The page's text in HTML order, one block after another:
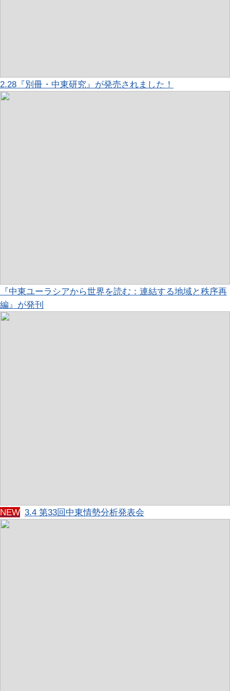
2.28『別冊・中東研究』が発売されました！
『中東ユーラシアから世界を読む：連結する地域と秩序再
編』が発刊
NEW 3.4 第33回中東情勢分析発表会